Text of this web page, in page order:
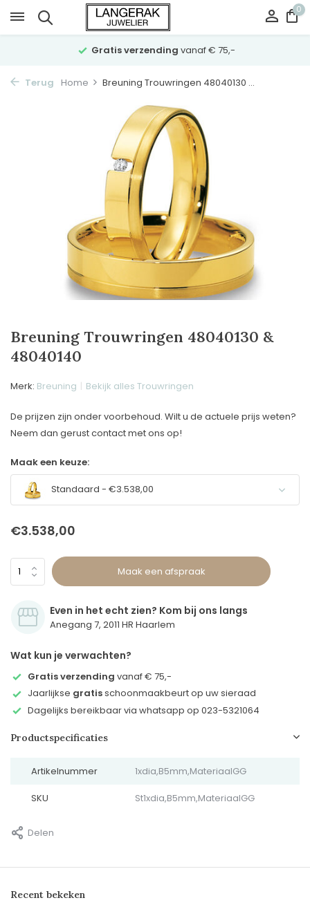
0
Gratis verzending vanaf € 75,-
Terug Home Breuning Trouwringen 48040130 ...
Breuning Trouwringen 48040130 &
48040140
Merk: Breuning Bekijk alles Trouwringen
De prijzen zijn onder voorbehoud. Wilt u de actuele prijs weten?
Neem dan gerust contact met ons op!
Maak een keuze:
Standaard - €3.538,00
€3.538,00
Maak een afspraak
Even in het echt zien? Kom bij ons langs
Anegang 7, 2011 HR Haarlem
Wat kun je verwachten?
Gratis verzending vanaf € 75,-
Jaarlijkse gratisschoonmaakbeurt op uw sieraad
Dagelijks bereikbaar via whatsapp op 023-5321064
Productspecificaties
Artikelnummer 1xdia,B5mm,MateriaalGG
SKU St1xdia,B5mm,MateriaalGG
Delen
Recent bekeken